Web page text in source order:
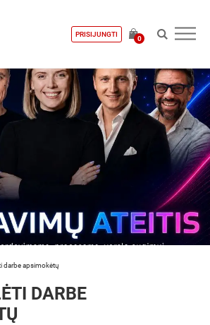
PRISIJUNGTI
0
darbe apsimokėtų
DARBE